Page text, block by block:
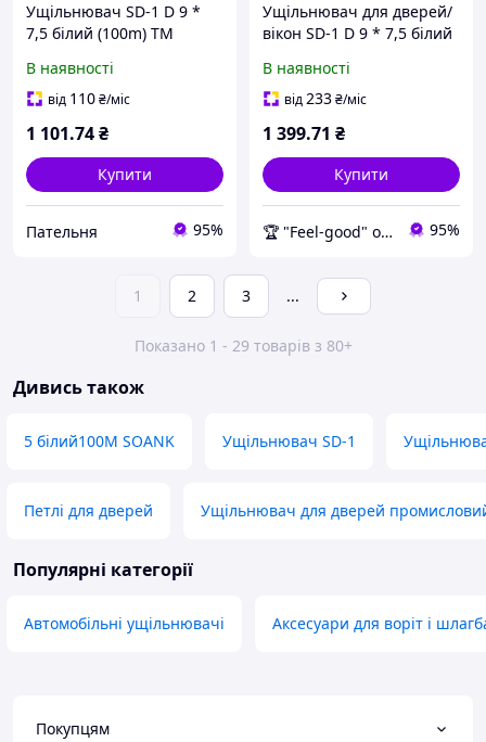
Ущільнювач SD-1 D 9 *
7,5 білий (100m) ТМ
В наявності
від 110₴/міс
1 101.74₴
Купити
Пательня 95%
Ущільнювач для дверей/
вікон SD-1 D 9 * 7,5 білий
В наявності
від233₴/міс
1 399.71 ₴
Купити
🏆 "Feel-good" онлайн-магазин 95%
1 2 3 ...
Показано 1 - 29 товарів з 80+
Дивись також
5 білий100М SOANK Ущільнювач SD-1
Петлі для дверей Ущільнювач для дверей
Популярні категорії
Автомобільні ущільнювачі Аксесуари для воріт і
Покупцям